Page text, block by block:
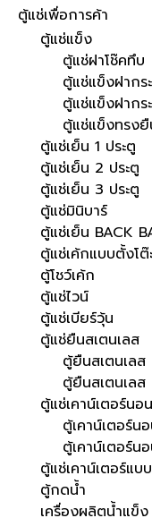
ตู้แช่เพื่อการค้า
ตู้แช่แข็ง
ตู้แช่ฝาโช๊คทึบ
ตู้แช่แข็งฝากร
ตู้แช่แข็งฝากร
ตู้แช่แข็งทรง
ตู้แช่เย็น 1 ประตู
ตู้แช่เย็น 2 ประตู
ตู้แช่เย็น 3 ประตู
ตู้แช่มินิบาร์
ตู้แช่เย็น BACK
ตู้แช่เค้กแบบตั้งโต๊
ตู้โชว์เค้ก
ตู้แช่ไวน์
ตู้แช่เบียร์วุ้น
ตู้แช่ยืนสเตนเลส
ตู้ยืนสเตนเล
ตู้ยืนสเตนเลส
ตู้แช่เคาน์เตอร์นอน
ตู้เคาน์เตอร์น
ตู้เคาน์เตอร์น
ตู้แช่เคาน์เตอร์แบ
ตู้กดน้ำ
เครื่องผลิตน้ำแข็ง